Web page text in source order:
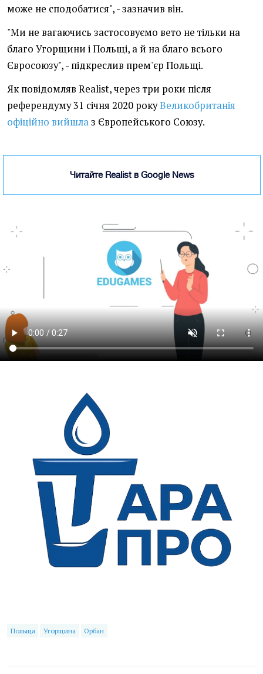
може не сподобатися", - зазначив він.
"Ми не вагаючись застосовуємо вето не тільки на
благо Угорщини і Польщі, а й на благо всього
Євросоюзу", - підкреслив прем'єр Польщі.
Як повідомляв Realist, через три роки після
референдуму 31 січня 2020 рокуВеликобританія
офіційно вийшлаз Європейського Союзу.
Читайте Realist в Google News
Польща Угорщина Орбан